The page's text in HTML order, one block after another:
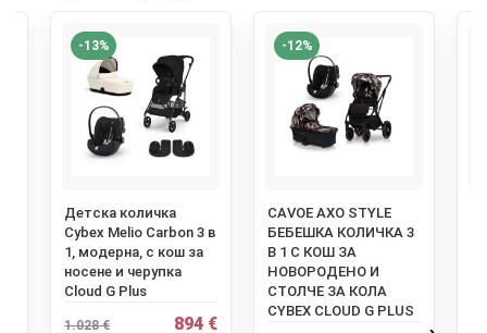
-13%
Детска количка
Cybex Melio Carbon 3 в
1, модерна, с кош за
носене и черупка
Cloud G Plus
1.028 € 894 €
-12%
CAVOE AXO STYLE
БЕБЕШКА КОЛИЧКА 3
В 1 С КОШ ЗА
НОВОРОДЕНО И
СТОЛЧЕ ЗА КОЛА
CYBEX CLOUD G PLUS